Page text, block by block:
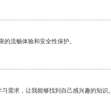
流畅体验和安全性保护。
需求，让我能够找到自己感兴趣的知识。